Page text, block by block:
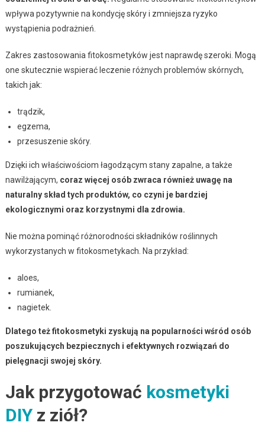
wpływa pozytywnie na kondycję skóry i zmniejsza ryzyko
wystąpienia podrażnień.
Zakres zastosowania fitokosmetyków jest naprawdę szeroki. Mogą
one skutecznie wspierać leczenie różnych problemów skórnych,
takich jak:
trądzik,
egzema,
przesuszenie skóry.
Dzięki ich właściwościom łagodzącym stany zapalne, a także
nawilżającym, coraz więcej osób zwraca również uwagę na
naturalny skład tych produktów, co czyni je bardziej
ekologicznymi oraz korzystnymi dla zdrowia.
Nie można pominąć różnorodności składników roślinnych
wykorzystanych w fitokosmetykach. Na przykład:
aloes,
rumianek,
nagietek.
Dlatego też fitokosmetyki zyskują na popularności wśród osób
poszukujących bezpiecznych i efektywnych rozwiązań do
pielęgnacji swojej skóry.
Jak przygotować kosmetyki
DIYz ziół?